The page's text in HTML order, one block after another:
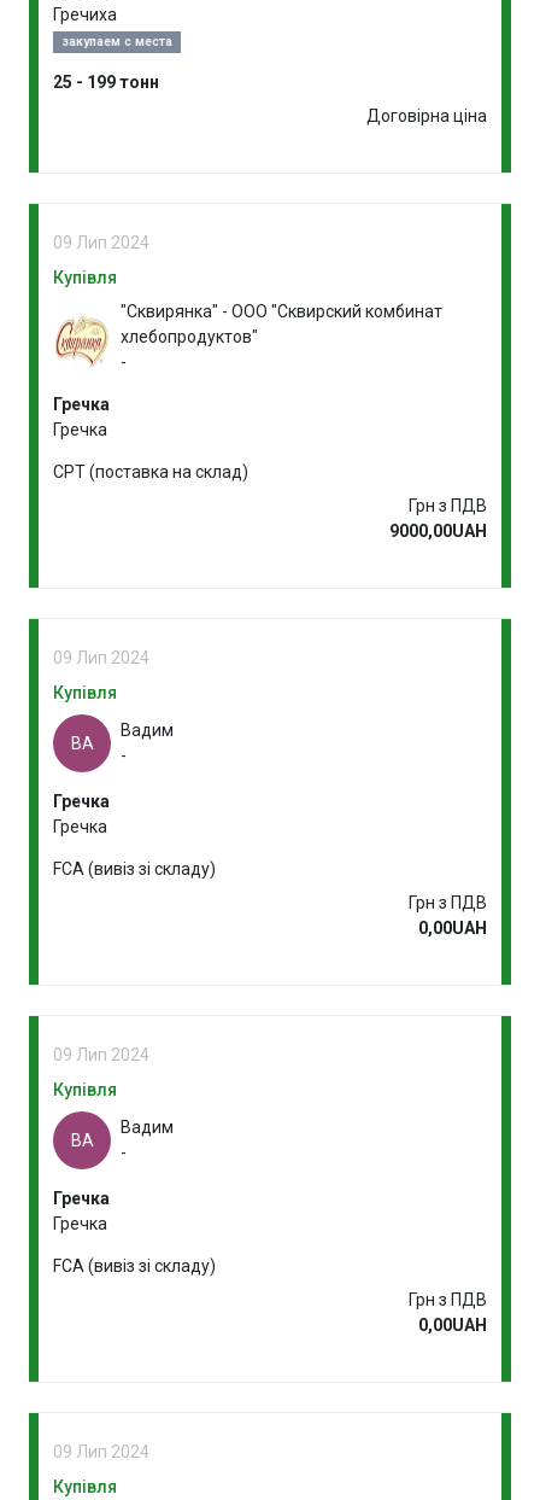
Гречиха
закупаем с места
25 - 199 тонн
Договірна ціна
09 Лип 2024
Купівля
"Сквирянка" - ООО "Сквирский комбинат
хлебопродуктов"
-
Гречка
Гречка
CPT (поставка на склад)
Грн з ПДВ
9000,00UAH
09 Лип 2024
Купівля
ВА
Вадим
-
Гречка
Гречка
FCA (вивіз зі складу)
Грн з ПДВ
0,00UAH
09 Лип 2024
Купівля
ВА
Вадим
-
Гречка
Гречка
FCA (вивіз зі складу)
Грн з ПДВ
0,00UAH
09 Лип 2024
Купівля